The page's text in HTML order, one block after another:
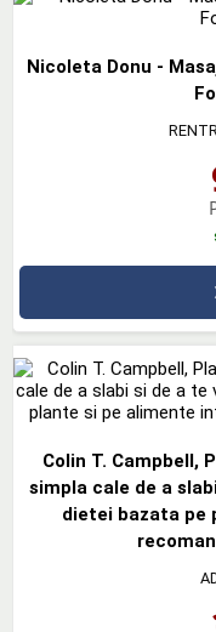
Nicoleta Donu -
Colin T. Campbell,
simpla cale de a
dietei bazata pe